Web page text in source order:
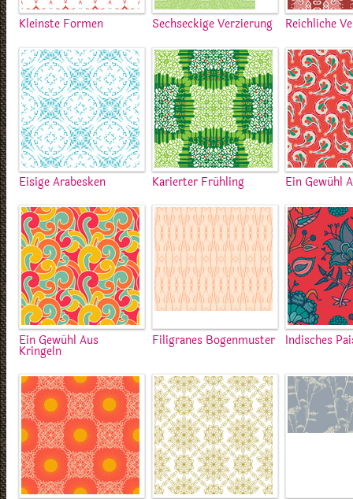
Kleinste Formen Sechseckige Verzierung Reichliche
Eisige Arabesken Karierter Frühling Ein Gewühl
Ein Gewühl Aus
Kringeln
Filigranes Bogenmuster Indisches